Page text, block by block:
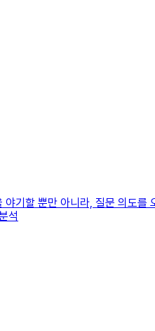
기할 뿐만 아니라, 질문 의도
석